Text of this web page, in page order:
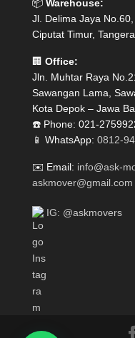
📦 Warehouse:
Jl. Delima Jaya No.60,
Ciputat Timur,
🏢 Office:
Jln. Muhtar Raya
Sawangan Lama,
Kota Depok – Jawa
☎️ Phone: 021-
📱 WhatsApp: 0812-
✉️ Email: info@ask-
askmover@gmail.com
IG: @askmovers